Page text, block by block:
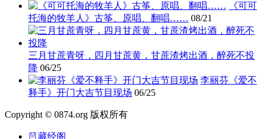
《可可
托海的牧羊人》古筝、原唱、翻唱…… 08/21
三月甘蔗青呀，四月甘蔗黄，甘蔗渣烤出酒，醉死不投
降 06/25
李丽芬《爱不
释手》开门大吉节目现场 06/25
Copyright © 0874.org 版权所有
藏经阁